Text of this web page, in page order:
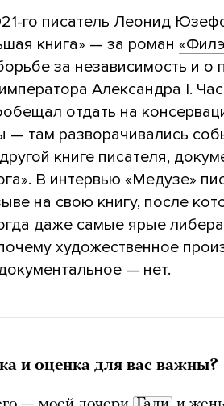
го писатель Леонид
книга» — за роман
за независимость и о
Александра I.
отдать на
там разворачивались
книге писателя,
В интервью «Медузе»
на свою книгу, после
даже самые ярые
художественное
— нет.
и оценка для вас важны?